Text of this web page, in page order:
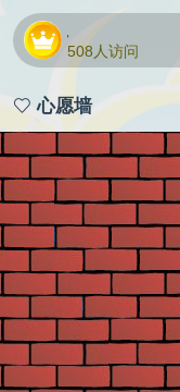
-演员
508人访问
心愿墙